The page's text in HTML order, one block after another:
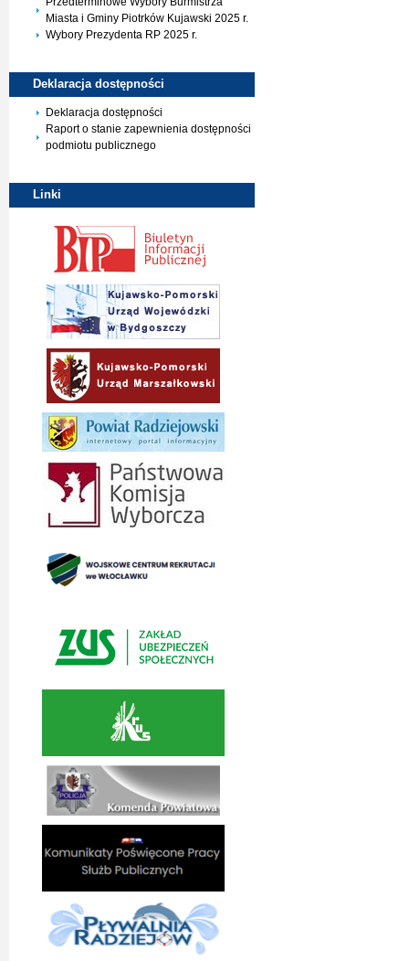
Miasta i Gminy Piotrków Kujawski 2025 r.
Wybory Prezydenta RP 2025 r.
Deklaracja dostępności
Deklaracja dostępności
Raport o stanie zapewnienia dostępności
podmiotu publicznego
Linki